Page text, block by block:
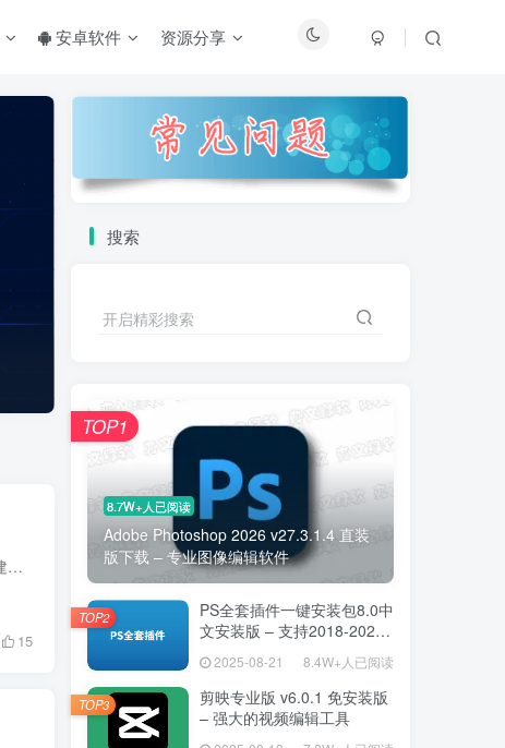
安卓软件 资源分享
Edraw Max 64bit v14.5.4.1333中文安装版是一款多功能的图表设计软件，专为需要高效创建和管理各种图表的专业人士设计。无论是流程图、组织结构图、网络拓扑图还是其他类型的图表，Edraw Max都...
15
搜索
开启精彩搜索
8.7W+人已阅读
Adobe Photoshop 2026 v27.3.1.4 直装
版下载 – 专业图像编辑软件
TOP1
PS全套插件一键安装包8.0中
文安装版 – 支持2018-2025
– 提升设计效率
2025-08-21 8.4W+人已阅读
TOP2
剪映专业版 v6.0.1 免安装版
– 强大的视频编辑工具
TOP3